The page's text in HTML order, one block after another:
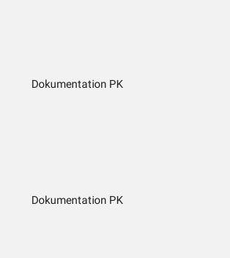
Dokumentation PK
Dokumentation PK